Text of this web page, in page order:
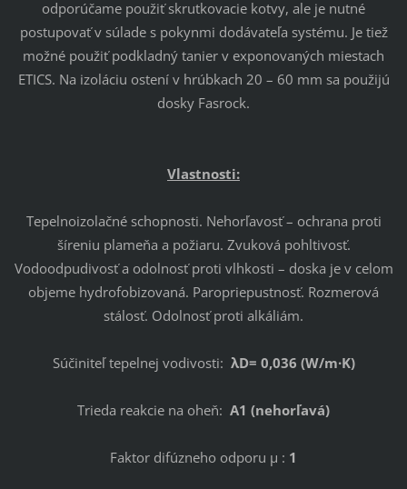
odporúčame použiť skrutkovacie kotvy, ale je nutné
postupovať v súlade s pokynmi dodávateľa systému. Je tiež
možné použiť podkladný tanier v exponovaných miestach
ETICS. Na izoláciu ostení v hrúbkach 20 – 60 mm sa použijú
dosky Fasrock.
Vlastnosti:
Tepelnoizolačné schopnosti. Nehorľavosť – ochrana proti
šíreniu plameňa a požiaru. Zvuková pohltivosť.
Vodoodpudivosť a odolnosť proti vlhkosti – doska je v celom
objeme hydrofobizovaná. Paropriepustnosť. Rozmerová
stálosť. Odolnosť proti alkáliám.
Súčiniteľ tepelnej vodivosti: λD= 0,036 (W/m·K)
Trieda reakcie na oheň: A1 (nehorľavá)
Faktor difúzneho odporu μ : 1